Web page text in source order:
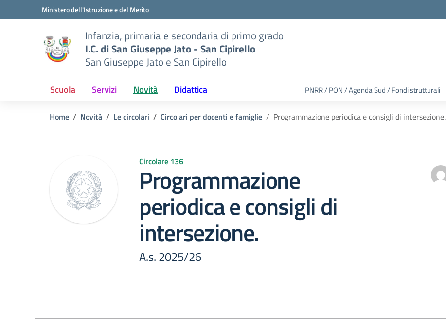
Vai ai contenuti
Vai al menu di navigazioneMinistero dell'Istruzione e del Merito
Infanzia, primaria e secondaria di primo grado
I.C. di San Giuseppe Jato - San Cipirello
San Giuseppe Jato e San Cipirello
Scuola Servizi Novità Didattica PNRR / PON / Agenda Sud / Fondi strutturali
Home Novità Le circolari Circolari per docenti e famiglie Programmazione periodica e consigli di intersezione.
Circolare 136
Programmazione
periodica e consigli di
intersezione.
A.s. 2025/26